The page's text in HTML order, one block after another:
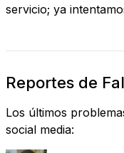
servicio; ya
Reportes de
Los últimos
social media: